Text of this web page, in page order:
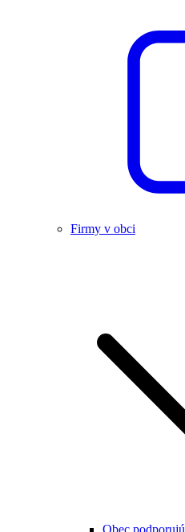
Firmy v obci